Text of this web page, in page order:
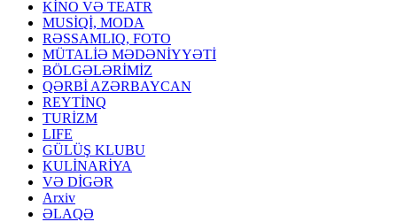
KİNO VƏ TEATR
MUSİQİ, MODA
RƏSSAMLIQ, FOTO
MÜTALİƏ MƏDƏNİYYƏTİ
BÖLGƏLƏRİMİZ
QƏRBİ AZƏRBAYCAN
REYTİNQ
TURİZM
LIFE
GÜLÜŞ KLUBU
KULİNARİYA
VƏ DİGƏR
Arxiv
ƏLAQƏ